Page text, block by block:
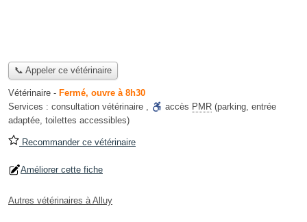
📞 Appeler ce vétérinaire
Vétérinaire - Fermé, ouvre à 8h30
Services : consultation vétérinaire , accès PMR (parking, entrée
adaptée, toilettes accessibles)
Recommander ce vétérinaire
Améliorer cette fiche
Autres vétérinaires à Alluy